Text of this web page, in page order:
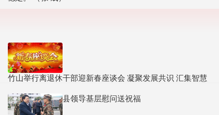
竹山举行离退休干部迎新春座谈会 凝聚发展共识 汇集智慧
县领导基层慰问送祝福